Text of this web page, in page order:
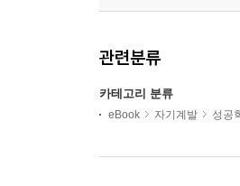
관련분류
카테고리 분류
eBook 자기계발 성공